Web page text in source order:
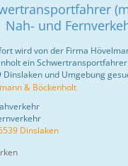
Nah- und
wird von der Firma
ein
Dinslaken und Umgebung
& Böckenholt
Dinslaken